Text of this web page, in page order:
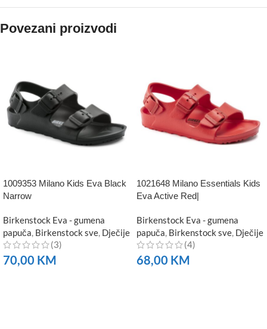
Povezani proizvodi
1009353 Milano Kids Eva Black
Narrow
Birkenstock Eva - gumena
papuča Birkenstock sve Dječije
(3)
70,00 KM
1021648 Milano Essentials Kids
Eva Active Red|
Birkenstock Eva - gumena
papuča Birkenstock sve Dječije
(4)
68,00 KM